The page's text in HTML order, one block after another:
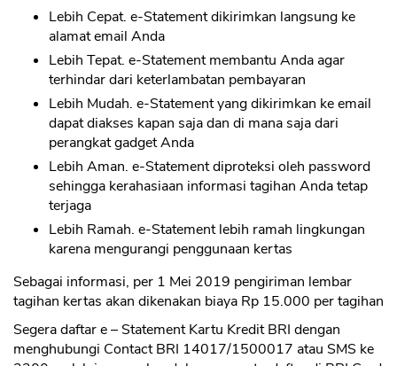
Lebih Cepat. e-Statement dikirimkan langsung ke
alamat email Anda
Lebih Tepat. e-Statement membantu Anda agar
terhindar dari keterlambatan pembayaran
Lebih Mudah. e-Statement yang dikirimkan ke email
dapat diakses kapan saja dan di mana saja dari
perangkat gadget Anda
Lebih Aman. e-Statement diproteksi oleh password
sehingga kerahasiaan informasi tagihan Anda tetap
terjaga
Lebih Ramah. e-Statement lebih ramah lingkungan
karena mengurangi penggunaan kertas
Sebagai informasi, per 1 Mei 2019 pengiriman lembar
tagihan kertas akan dikenakan biaya Rp 15.000 per tagihan
Segera daftar e – Statement Kartu Kredit BRI dengan
menghubungi Contact BRI 14017/1500017 atau SMS ke